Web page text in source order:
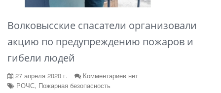
Волковысские спасатели организовали
акцию по предупреждению пожаров и
гибели людей
27 апреля 2020 г.
Комментариев нет
РОЧС, Пожарная безопасность